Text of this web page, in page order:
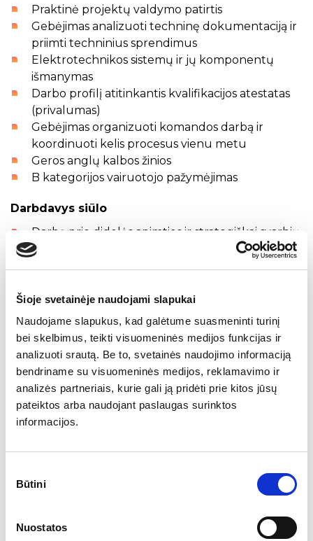
Šioje svetainėje naudojami slapukai
Naudojame slapukus, kad galėtume suasmeninti turinį
bei skelbimus, teikti visuomeninės medijos funkcijas ir
analizuoti srautą. Be to, svetainės naudojimo informaciją
bendriname su visuomeninės medijos, reklamavimo ir
analizės partneriais, kurie gali ją pridėti prie kitos jūsų
pateiktos arba naudojant paslaugas surinktos
informacijos.
pasirinkimas
Būtini
Nuostatos
Praktinė projektų valdymo patirtis
Gebėjimas analizuoti techninę dokumentaciją ir
priimti techninius sprendimus
Elektrotechnikos sistemų ir jų komponentų
išmanymas
Darbo profilį atitinkantis kvalifikacijos atestatas
(privalumas)
Gebėjimas organizuoti komandos darbą ir
koordinuoti kelis procesus vienu metu
Geros anglų kalbos žinios
B kategorijos vairuotojo pažymėjimas
Darbdavys siūlo
Darbą prie didelės apimties ir strategiškai svarbių
projektų Lietuvoje
Metinius priedus, priklausančius nuo projektų
rezultatų
Tarnybinį automobilį, kuriuo galima naudotis ir
asmeniniais tikslais
Profesinius mokymus bei kvalifikacijos kėlimo
galimybes
Galimybę ateityje prisidėti prie tarptautinių
projektų
elektroninių saugos sistemų bendrovių Lietuvoje
Papildoma informacija
dovile@amston.lt